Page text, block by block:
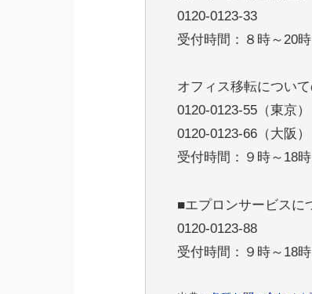
0120-0123-33
受付時間：８時～20時
オフィス移転につい
0120-0123-55（東京）
0120-0123-66（大阪）
受付時間：９時～18時
■エプロンサービスに
0120-0123-88
受付時間：９時～18時